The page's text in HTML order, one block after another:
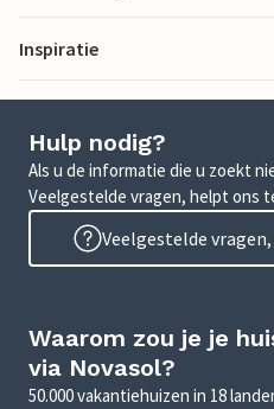
Inspiratie
Hulp nodig?
Als u de informatie die u zoekt
Veelgestelde vragen, helpt ons
Veelgestelde
Waarom zou je je
via Novasol?
50.000 vakantiehuizen in 18